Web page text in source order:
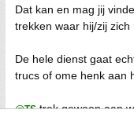
Dat kan en mag jij
trekken waar hij/zij zich
De hele dienst gaat
trucs of ome henk aan
@TStrek gewoon aan